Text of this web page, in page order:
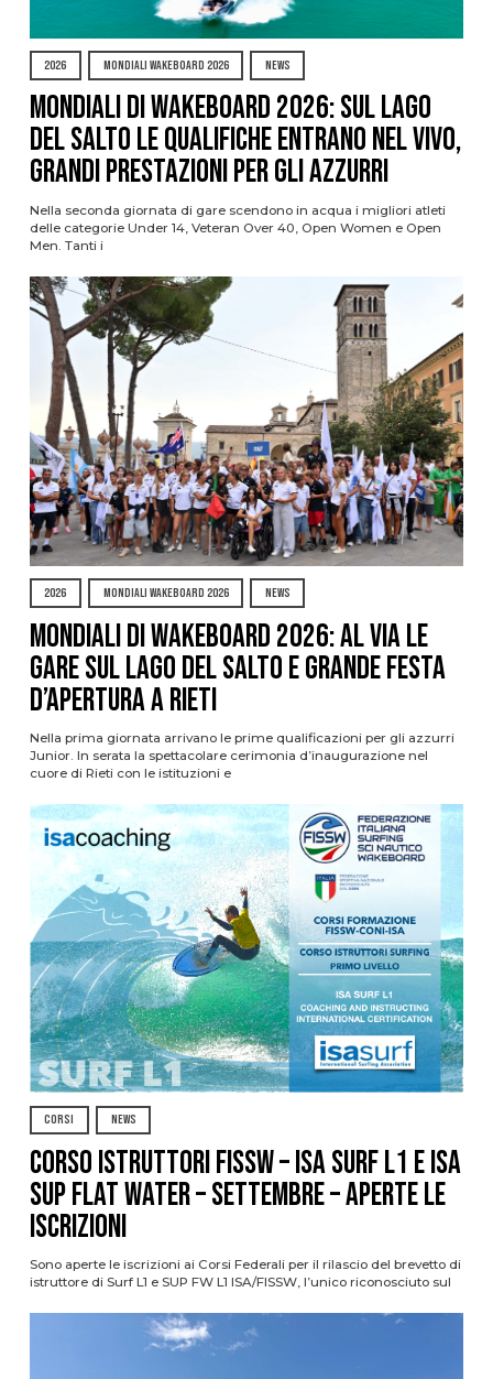
2026 MONDIALI WAKEBOARD 2026 NEWS
Mondiali di Wakeboard 2026: sul Lago
del Salto le qualifiche entrano nel vivo,
grandi prestazioni per gli azzurri
Nella seconda giornata di gare scendono in acqua i migliori atleti
delle categorie Under 14, Veteran Over 40, Open Women e Open
Men. Tanti i
2026 MONDIALI WAKEBOARD 2026 NEWS
Mondiali di Wakeboard 2026: al via le
gare sul Lago del Salto e grande festa
d’apertura a Rieti
Nella prima giornata arrivano le prime qualificazioni per gli azzurri
Junior. In serata la spettacolare cerimonia d’inaugurazione nel
cuore di Rieti con le istituzioni e
CORSI NEWS
CORSO ISTRUTTORI FISSW – ISA SURF L1 e ISA
SUP Flat Water – SETTEMBRE – APERTE LE
ISCRIZIONI
Sono aperte le iscrizioni ai Corsi Federali per il rilascio del brevetto di
istruttore di Surf L1 e SUP FW L1 ISA/FISSW, l’unico riconosciuto sul